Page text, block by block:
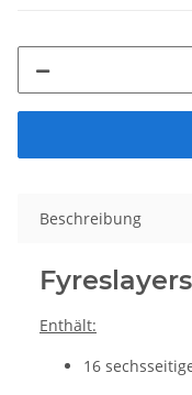
Beschreibung
Enthält:
16